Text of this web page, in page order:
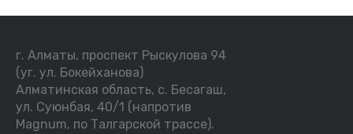
г. Алматы, проспект Рыскулова 94
(уг. ул. Бокейханова)
Алматинская область, с. Бесагаш,
ул. Суюнбая, 40/1 (напротив
Magnum, по Талгарской трассе).